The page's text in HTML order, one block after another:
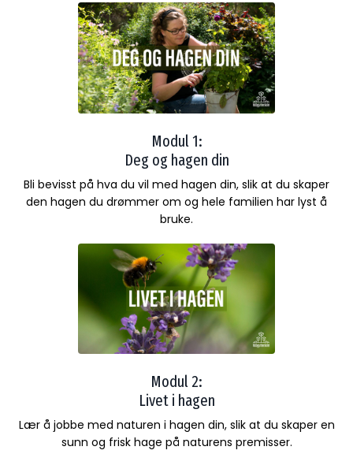
Modul 1:
Deg og hagen din
Bli bevisst på hva du vil med hagen din, slik at du skaper
den hagen du drømmer om og hele familien har lyst å
bruke.
Modul 2:
Livet i hagen
Lær å jobbe med naturen i hagen din, slik at du skaper en
sunn og frisk hage på naturens premisser.